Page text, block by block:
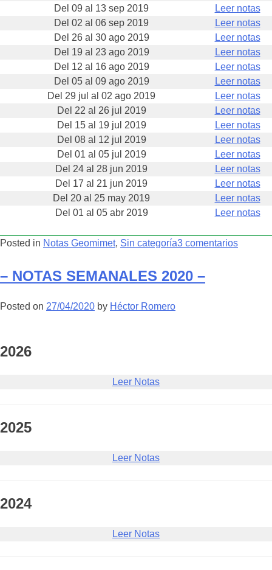
Del 09 al 13 sep 2019
Leer notas
Del 02 al 06 sep 2019
Leer notas
Del 26 al 30 ago 2019
Leer notas
Del 19 al 23 ago 2019
Leer notas
Del 12 al 16 ago 2019
Leer notas
Del 05 al 09 ago 2019
Leer notas
Del 29 jul al 02 ago 2019
Leer notas
Del 22 al 26 jul 2019
Leer notas
Del 15 al 19 jul 2019
Leer notas
Del 08 al 12 jul 2019
Leer notas
Del 01 al 05 jul 2019
Leer notas
Del 24 al 28 jun 2019
Leer notas
Del 17 al 21 jun 2019
Leer notas
Del 20 al 25 may 2019
Leer notas
Del 01 al 05 abr 2019
Leer notas
Posted in Notas Geomimet, Sin categoría3 comentariosen
– NOTAS SEMANALES 2020 –
Posted on 27/04/2020 by Héctor Romero
2026
Leer Notas
2025
Leer Notas
2024
Leer Notas